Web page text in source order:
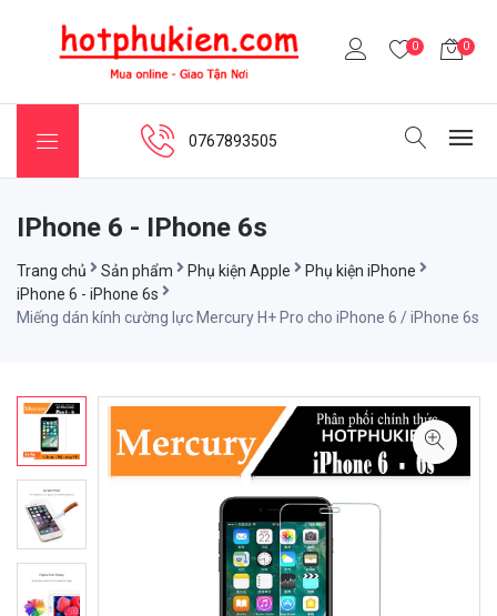
0 0
0767893505
IPhone 6 - IPhone 6s
Trang chủ Sản phẩm Phụ kiện Apple
Phụ kiện iPhone
iPhone 6 - iPhone 6s
Miếng dán kính cường lực Mercury H+ Pro cho iPhone 6 / iPhone 6s